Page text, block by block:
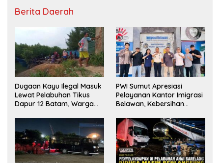
Berita Daerah
Dugaan Kayu Ilegal Masuk
Lewat Pelabuhan Tikus
Dapur 12 Batam, Warga
Pengecekan
PWI Sumut Apresiasi
Pelayanan Kantor Imigrasi
Belawan, Kebersihan